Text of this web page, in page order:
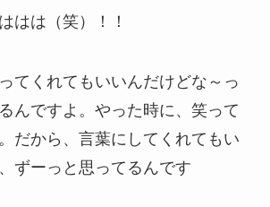
はは（笑）！！
てくれてもいいんだけどな～っ
んですよ。やった時に、笑って
だから、言葉にしてくれてもい
ずーっと思ってるんです